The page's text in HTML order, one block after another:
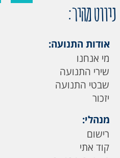
ניווט מהיר:
אודות התנועה:
מי אנחנו
שירי התנועה
שבטי התנועה
יזכור
מנהלי:
רישום
קוד אתי